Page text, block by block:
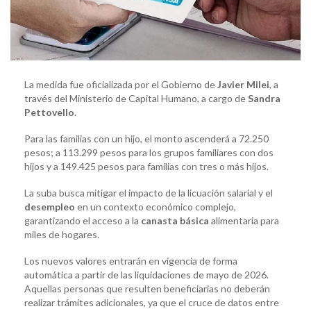
La medida fue oficializada por el Gobierno deJavier Milei, a
través del Ministerio de Capital Humano, a cargo deSandra
Pettovello.
Para las familias con un hijo, el monto ascenderá a 72.250
pesos; a 113.299 pesos para los grupos familiares con dos
hijos y a 149.425 pesos para familias con tres o más hijos.
La suba busca mitigar el impacto de la licuación salarial y el
desempleo en un contexto económico complejo,
garantizando el acceso a la canasta básica alimentaria para
miles de hogares.
Los nuevos valores entrarán en vigencia de forma
automática a partir de las liquidaciones de mayo de 2026.
Aquellas personas que resulten beneficiarias no deberán
realizar trámites adicionales, ya que el cruce de datos entre